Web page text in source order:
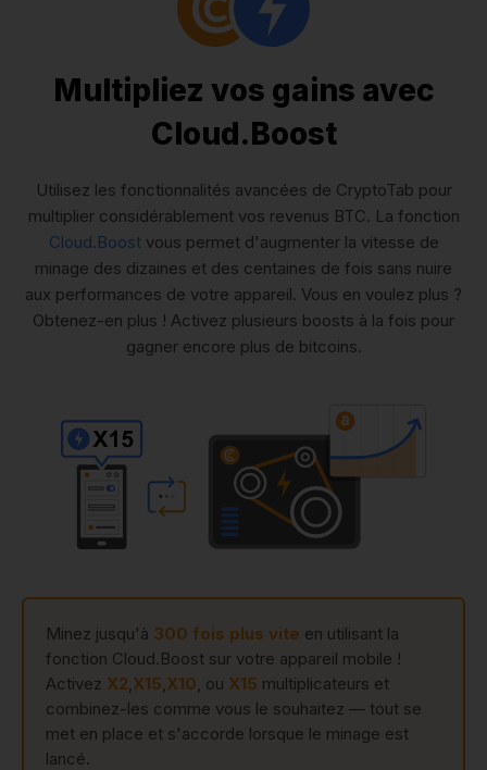
Multipliez vos gains avec
Cloud.Boost
Utilisez les fonctionnalités avancées de CryptoTab pour
multiplier considérablement vos revenus BTC. La fonction
Cloud.Boostvous permet d'augmenter la vitesse de
minage des dizaines et des centaines de fois sans nuire
aux performances de votre appareil. Vous en voulez plus ?
Obtenez-en plus ! Activez plusieurs boosts à la fois pour
gagner encore plus de bitcoins.
Minez jusqu'à 300 fois plus vite en utilisant la
fonction Cloud.Boost sur votre appareil mobile !
Activez X2 X15 X10 , ou X15 multiplicateurs et
combinez-les comme vous le souhaitez — tout se
met en place et s'accorde lorsque le minage est
lancé.